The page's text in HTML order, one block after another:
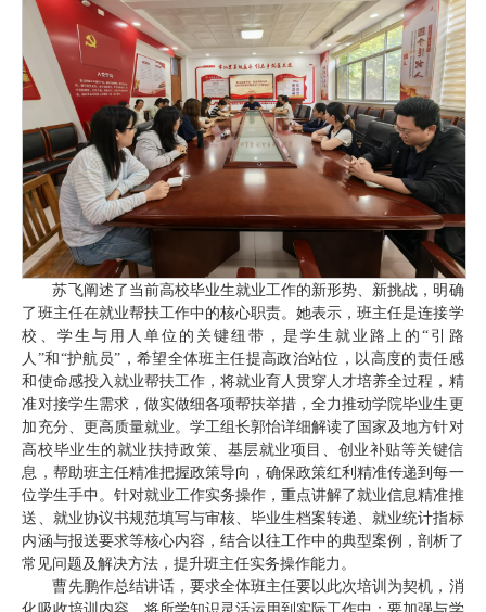
苏飞阐述了当前高校毕业生就业工作的新形势、新挑战，明确
了班主任在就业帮扶工作中的核心职责。她表示，班主任是连接学
校、学生与用人单位的关键纽带，是学生就业路上的“引路
人”和“护航员”，希望全体班主任提高政治站位，以高度的责任感
和使命感投入就业帮扶工作，将就业育人贯穿人才培养全过程，精
准对接学生需求，做实做细各项帮扶举措，全力推动学院毕业生更
加充分、更高质量就业。学工组长郭怡详细解读了国家及地方针对
高校毕业生的就业扶持政策、基层就业项目、创业补贴等关键信
息，帮助班主任精准把握政策导向，确保政策红利精准传递到每一
位学生手中。针对就业工作实务操作，重点讲解了就业信息精准推
送、就业协议书规范填写与审核、毕业生档案转递、就业统计指标
内涵与报送要求等核心内容，结合以往工作中的典型案例，剖析了
常见问题及解决方法，提升班主任实务操作能力。
曹先鹏作总结讲话，要求全体班主任要以此次培训为契机，消